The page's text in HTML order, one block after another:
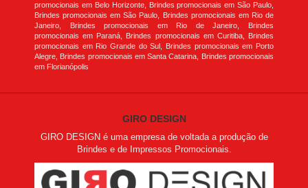
promocionais em Belo Horizonte, Brindes promocionais em São Paulo,
Brindes promocionais em São Paulo, Brindes promocionais em Rio de
Janeiro, Brindes promocionais em Rio de Janeiro, Brindes
promocionais em Paraná, Brindes promocionais em Curitiba, Brindes
promocionais em Rio Grande do Sul, Brindes promocionais em Porto
Alegre, Brindes promocionais em Santa Catarina, Brindes promocionais
em Florianópolis
GIRO DESIGN
GIRO DESIGN é uma empresa de voltada a produção de
Brindes e de Impressos Promocionais.